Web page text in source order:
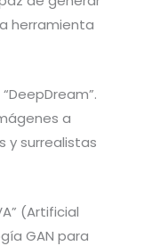
herramienta
a
y surrealistas
(Artificial
GAN para